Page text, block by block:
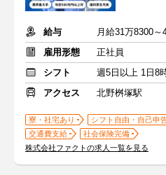
給与
月給31万8300
雇用形態
正社員
シフト
週5日以上 1日8
アクセス
北野桝塚駅
寮・社宅あり シフト自由・自己申
交通費支給
社会保険完備
株式会社ファクトの求人一覧を見る